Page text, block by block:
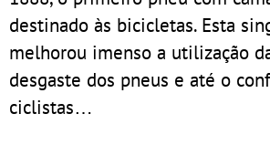
destinado às bicicletas. Esta
melhorou imenso a utilização
desgaste dos pneus e até o
ciclistas…